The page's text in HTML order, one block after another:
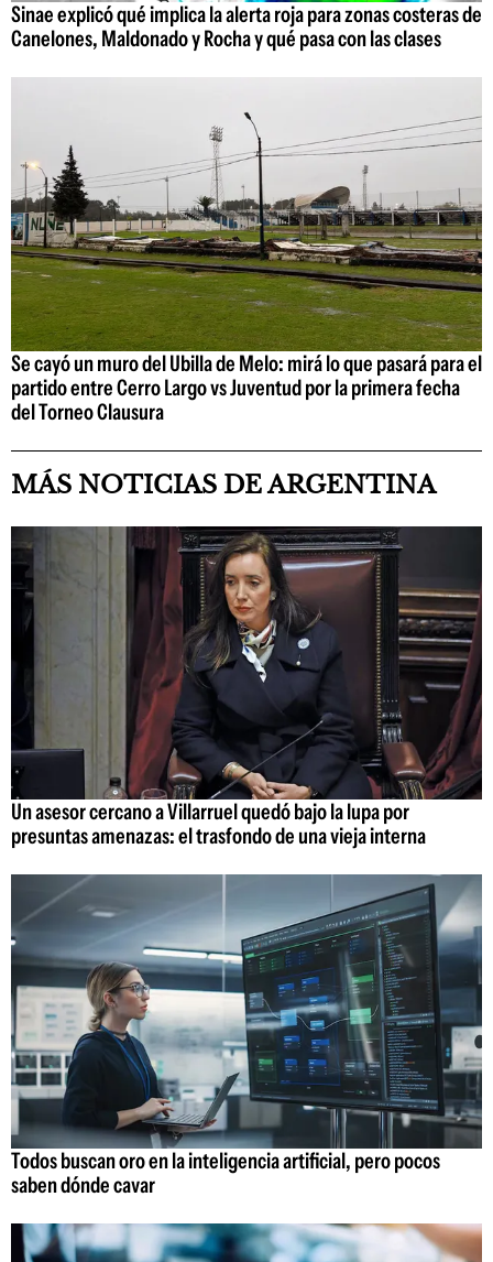
Sinae explicó qué implica la alerta roja para zonas costeras de
Canelones, Maldonado y Rocha y qué pasa con las clases
Se cayó un muro del Ubilla de Melo: mirá lo que pasará para el
partido entre Cerro Largo vs Juventud por la primera fecha
del Torneo Clausura
MÁS NOTICIAS DE ARGENTINA
Un asesor cercano a Villarruel quedó bajo la lupa por
presuntas amenazas: el trasfondo de una vieja interna
Todos buscan oro en la inteligencia artificial, pero pocos
saben dónde cavar